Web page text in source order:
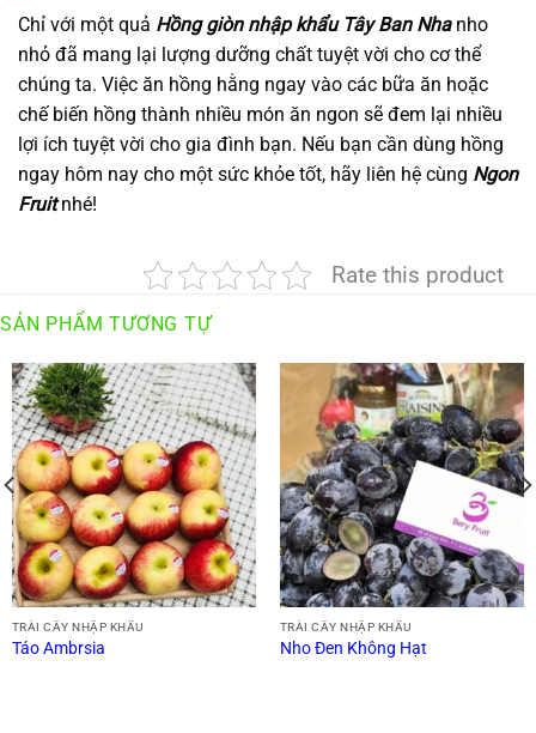
Chỉ với một quả Hồng giòn nhập khẩu Tây Ban Nhanho
nhỏ đã mang lại lượng dưỡng chất tuyệt vời cho cơ thể
chúng ta. Việc ăn hồng hằng ngay vào các bữa ăn hoặc
chế biến hồng thành nhiều món ăn ngon sẽ đem lại nhiều
lợi ích tuyệt vời cho gia đình bạn. Nếu bạn cần dùng hồng
ngay hôm nay cho một sức khỏe tốt, hãy liên hệ cùng Ngon
Fruitnhé!
Rate this product
SẢN PHẨM TƯƠNG TỰ
TRÁI CÂY NHẬP KHẨU
Táo Ambrsia
TRÁI CÂY NHẬP KHẨU
Nho Đen Không Hạt